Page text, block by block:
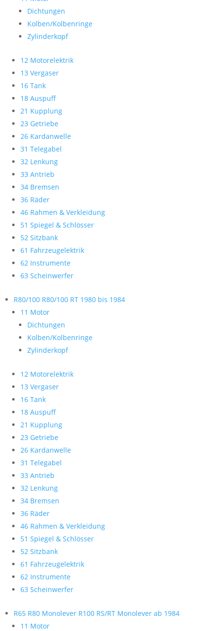
Dichtungen
Kolben/Kolbenringe
Zylinderkopf
12 Motorelektrik
13 Vergaser
16 Tank
18 Auspuff
21 Kupplung
23 Getriebe
26 Kardanwelle
31 Telegabel
32 Lenkung
33 Antrieb
34 Bremsen
36 Räder
46 Rahmen & Verkleidung
51 Spiegel & Schlösser
52 Sitzbank
61 Fahrzeugelektrik
62 Instrumente
63 Scheinwerfer
R80/100 R80/100 RT 1980 bis 1984
11 Motor
Dichtungen
Kolben/Kolbenringe
Zylinderkopf
12 Motorelektrik
13 Vergaser
16 Tank
18 Auspuff
21 Kupplung
23 Getriebe
26 Kardanwelle
31 Telegabel
33 Antrieb
32 Lenkung
34 Bremsen
36 Räder
46 Rahmen & Verkleidung
51 Spiegel & Schlösser
52 Sitzbank
61 Fahrzeugelektrik
62 Instrumente
63 Scheinwerfer
R65 R80 Monolever R100 RS/RT Monolever ab 1984
11 Motor